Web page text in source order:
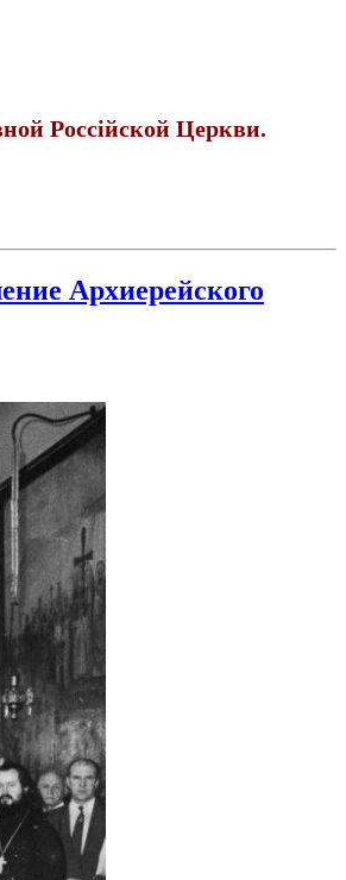
Россійской Церкви.
Архиерейского